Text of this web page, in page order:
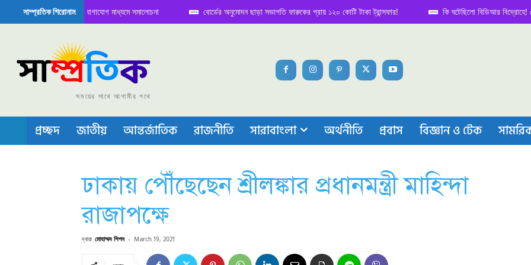
সাম্প্রতিক শিরোনাম
বৈঠক নিয়ে সামাজিক যোগাযোগ মাধ্যমে সমালোচনা বোর্ডের অনুমোদন ছাড়া সভাপতি ফারুকের প্রায় ১২০ কোটি টাকা ট্রান্সফার! কি ঘটেছিলো বিডিআর বিদ্রোহে! নেপথ্য
বা চীপ তৈরিতে নিজের শক্ত অবস্থান জানান দিচ্ছে চীন
সময়ের সাথে আগামীর পথে
প্রচ্ছদ জাতীয় আন্তর্জাতিক রাজনীতি সারাবাংলা অর্থনীতি প্রবাস বিজ্ঞান ও টেক
ঢাকায় পৌঁছেছেন শ্রীলঙ্কার প্রধানমন্ত্রী মাহিন্দা
রাজাপক্ষে
দ্বারা মোহাম্মদ শিপন - March 19, 2021